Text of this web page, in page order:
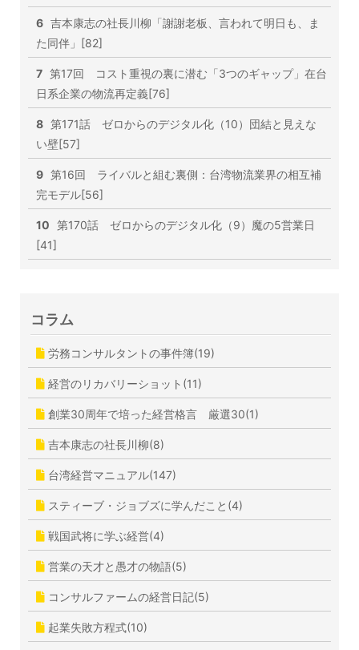
6 吉本康志の社長川柳「謝謝老板、言われて明日も、ま
た同伴」[82]
7 第17回 コスト重視の裏に潜む「3つのギャップ」在台
日系企業の物流再定義[76]
8 第171話 ゼロからのデジタル化（10）団結と見えな
い壁[57]
9 第16回 ライバルと組む裏側：台湾物流業界の相互補
完モデル[56]
10 第170話 ゼロからのデジタル化（9）魔の5営業日
[41]
コラム
労務コンサルタントの事件簿(19)
経営のリカバリーショット(11)
創業30周年で培った経営格言 厳選30(1)
吉本康志の社長川柳(8)
台湾経営マニュアル(147)
スティーブ・ジョブズに学んだこと(4)
戦国武将に学ぶ経営(4)
営業の天才と愚才の物語(5)
コンサルファームの経営日記(5)
起業失敗方程式(10)